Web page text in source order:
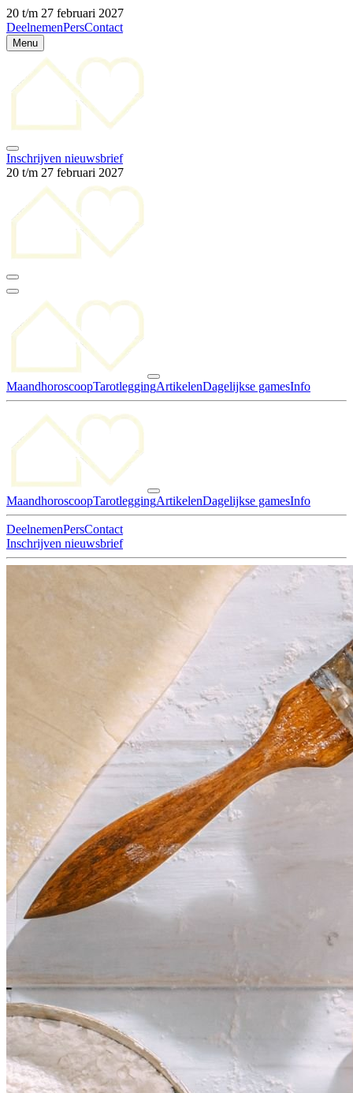
20 t/m 27 februari 2027
DeelnemenPersContact
Menu
Inschrijven nieuwsbrief
20 t/m 27 februari 2027
MaandhoroscoopTarotleggingArtikelenDagelijkse gamesInfo
MaandhoroscoopTarotleggingArtikelenDagelijkse gamesInfo
DeelnemenPersContact
Inschrijven nieuwsbrief